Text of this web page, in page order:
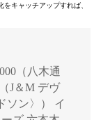
キャッチアップすれば、
（八木通
J＆M デヴ
ソン〉） イ